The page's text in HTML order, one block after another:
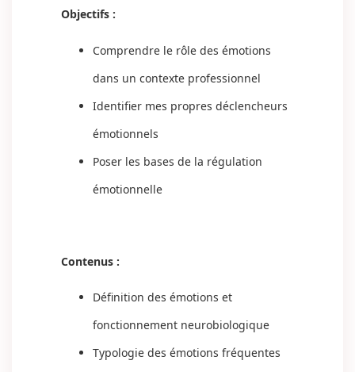
Objectifs :
Comprendre le rôle des émotions
dans un contexte professionnel
Identifier mes propres déclencheurs
émotionnels
Poser les bases de la régulation
émotionnelle
Contenus :
Définition des émotions et
fonctionnement neurobiologique
Typologie des émotions fréquentes